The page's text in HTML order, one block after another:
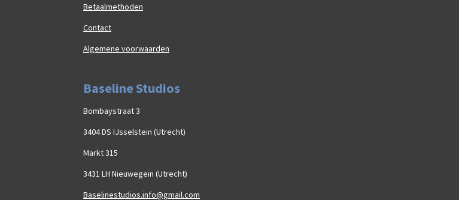
Betaalmethoden
Contact
Algemene voorwaarden
Baseline Studios
Bombaystraat 3
3404 DS IJsselstein (Utrecht)
Markt 315
3431 LH Nieuwegein (Utrecht)
Baselinestudios.info@gmail.com